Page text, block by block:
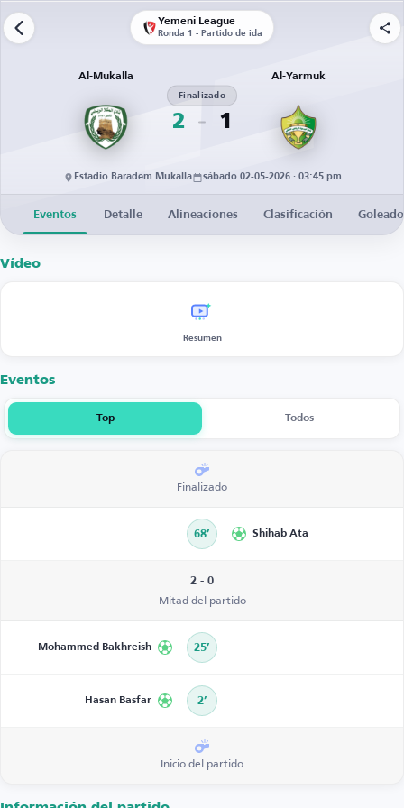
Yemeni League
Ronda 1 - Partido de ida
Al-Mukalla
2
Finalizado
1
Al-Yarmuk
Estadio Baradem Mukalla sábado 02-05-2026 · 03:45 pm
Eventos Detalle Alineaciones Clasificación
Vídeo
Resumen
Eventos
Top Todos
Finalizado
68’ Shihab Ata
2 - 0
Mitad del partido
Mohammed Bakhreish 25’
Hasan Basfar 2’
Inicio del partido